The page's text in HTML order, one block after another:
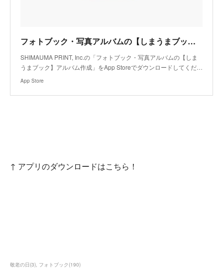
フォトブック・写真アルバムの【しまうまブック】アルバム作成アプリ - App Store
SHIMAUMA PRINT, Inc.の「フォトブック・写真アルバムの【しま
うまブック】アルバム作成」をApp Storeでダウンロードしてくだ…
App Store
↑ アプリのダウンロードはこちら！
敬老の日(3) フォトブック (190)